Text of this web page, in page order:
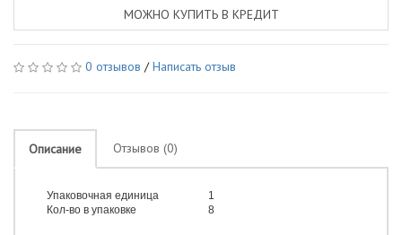
МОЖНО КУПИТЬ В КРЕДИТ
0 отзывов /Написать отзыв
Описание Отзывов (0)
Упаковочная единица
1
Кол-во в упаковке
8